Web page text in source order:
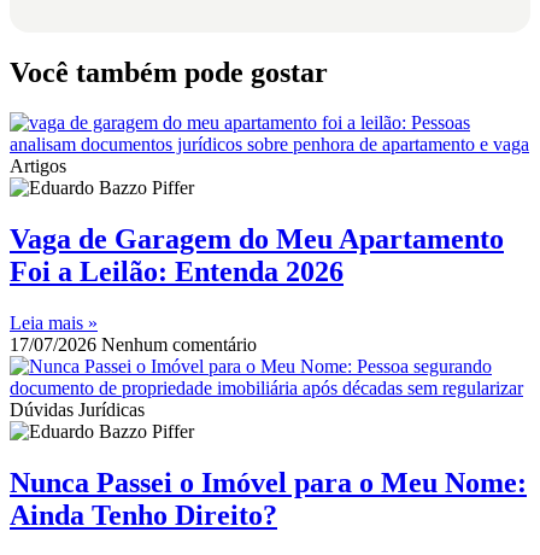
Você também pode gostar
Artigos
Vaga de Garagem do Meu Apartamento
Foi a Leilão: Entenda 2026
Leia mais »
17/07/2026 Nenhum comentário
Dúvidas Jurídicas
Nunca Passei o Imóvel para o Meu Nome:
Ainda Tenho Direito?